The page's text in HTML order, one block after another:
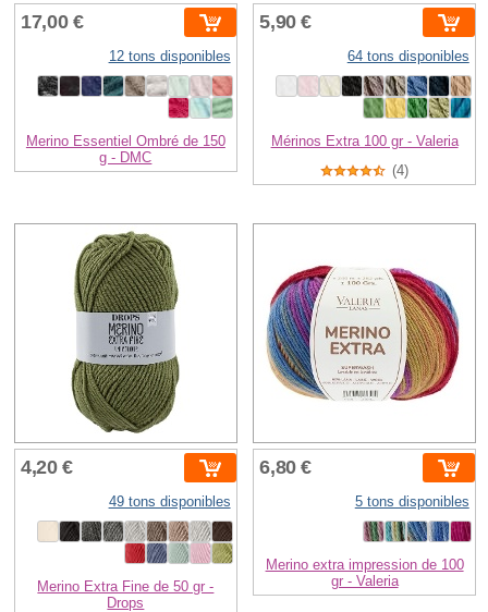
17,00 €
12 tons disponibles
Merino Essentiel Ombré de 150
g - DMC
5,90 €
64 tons disponibles
Mérinos Extra 100 gr - Valeria
(4)
4,20 €
49 tons disponibles
Merino Extra Fine de 50 gr -
Drops
6,80 €
5 tons disponibles
Merino extra impression de 100
gr - Valeria